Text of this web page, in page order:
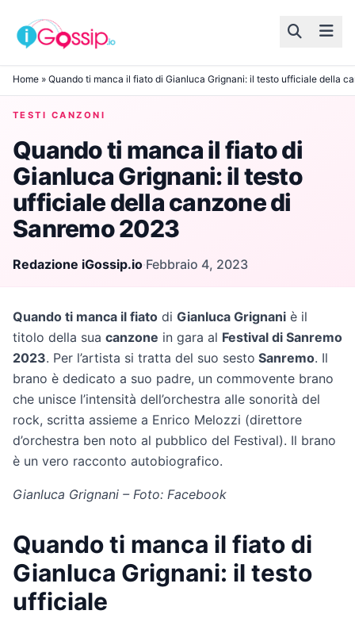
Skip to content
Home » Quando ti manca il fiato di Gianluca Grignani: il testo ufficiale della
TESTI CANZONI
Quando ti manca il fiato di
Gianluca Grignani: il testo
ufficiale della canzone di
Sanremo 2023
Redazione iGossip.io·Febbraio 4, 2023
Quando ti manca il fiato di Gianluca Grignani è il
titolo della sua canzone in gara al Festival di Sanremo
2023. Per l’artista si tratta del suo sesto Sanremo. Il
brano è dedicato a suo padre, un commovente brano
che unisce l’intensità dell’orchestra alle sonorità del
rock, scritta assieme a Enrico Melozzi (direttore
d’orchestra ben noto al pubblico del Festival). Il brano
è un vero racconto autobiografico.
Gianluca Grignani – Foto: Facebook
Quando ti manca il fiato di
Gianluca Grignani: il testo
ufficiale